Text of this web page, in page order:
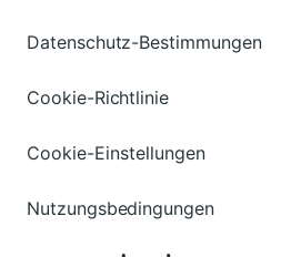
Datenschutz-Bestimmungen
Cookie-Richtlinie
Cookie-Einstellungen
Nutzungsbedingungen